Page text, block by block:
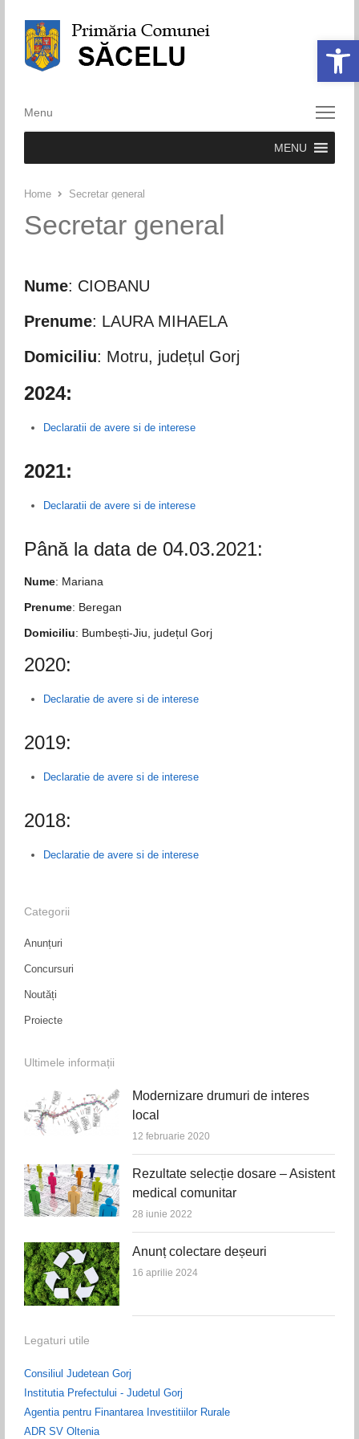
Deschide
Menu
Menu
MENU
Home Secretar general
Secretar general
Nume: CIOBANU
Prenume: LAURA MIHAELA
Domiciliu: Motru, județul Gorj
2024:
Declaratii de avere si de interese
2021:
Declaratii de avere si de interese
Până la data de 04.03.2021:
Nume: Mariana
Prenume: Beregan
Domiciliu: Bumbești-Jiu, județul Gorj
2020:
Declaratie de avere si de interese
2019:
Declaratie de avere si de interese
2018:
Declaratie de avere si de interese
Categorii
Anunțuri
Concursuri
Noutăți
Proiecte
Ultimele informații
Modernizare drumuri de interes
local
12 februarie 2020
Rezultate selecție dosare – Asistent
medical comunitar
28 iunie 2022
Anunț colectare deșeuri
16 aprilie 2024
Legaturi utile
Consiliul Judetean Gorj
Institutia Prefectului - Judetul Gorj
Agentia pentru Finantarea Investitiilor Rurale
ADR SV Oltenia